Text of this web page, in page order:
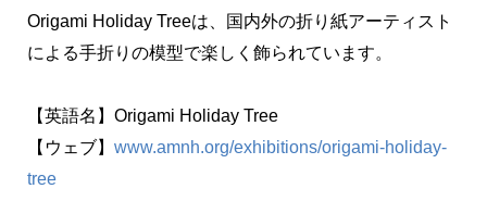
Origami Holiday Treeは、国内外の折り紙アーティスト
による手折りの模型で楽しく飾られています。
【英語名】Origami Holiday Tree
【ウェブ】 www.amnh.org/exhibitions/origami-holiday-
tree